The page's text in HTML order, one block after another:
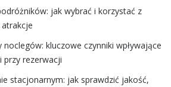
jak wybrać i korzystać z
noclegów: kluczowe czynniki wpływające
przy rezerwacji
stacjonarnym: jak sprawdzić jakość,